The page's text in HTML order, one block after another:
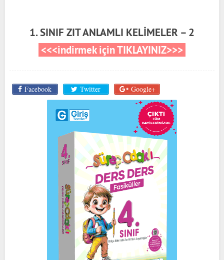
1. SINIF ZIT ANLAMLI KELİMELER – 2
<<<indirmek için TIKLAYINIZ>>>
Facebook Twitter Google+